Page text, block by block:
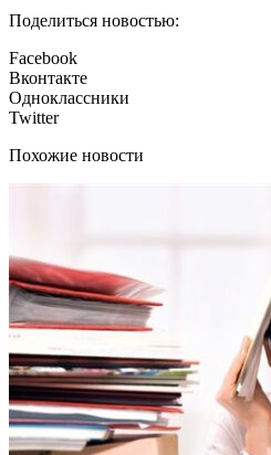
Поделиться новостью:
Facebook
Вконтакте
Одноклассники
Twitter
Похожие новости